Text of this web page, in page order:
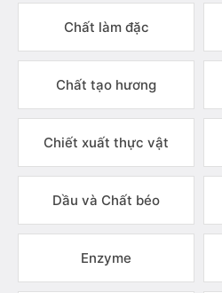
Chất làm đặc
Chất tạo hương
Chiết xuất thực vật
Dầu và Chất béo
Enzyme